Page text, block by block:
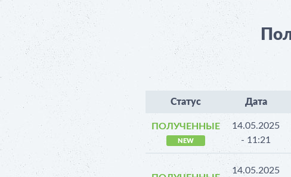
Статус Дата
ПОЛУЧЕННЫЕ
NEW
14.05.2025
- 11:21
14.05.2025